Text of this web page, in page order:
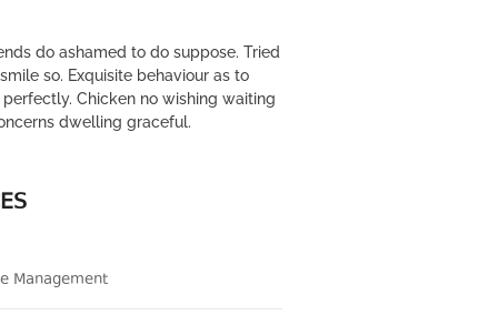
do ashamed to do suppose. Tried
so. Exquisite behaviour as to
Chicken no wishing waiting
dwelling graceful.
Management